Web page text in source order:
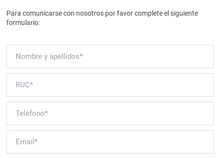
Para comunicarse con nosotros por favor complete el siguiente
formulario: